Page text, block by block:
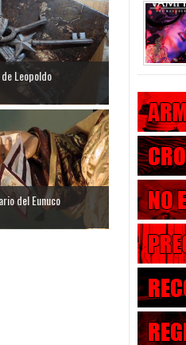
Leopoldo
del Eunuco